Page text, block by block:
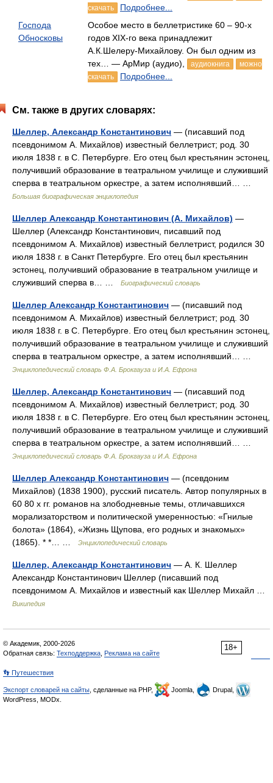
скачать
Подробнее...
Господа
Обносковы
Особое место в беллетристике 60 – 90-х
годов XIX-го века принадлежит
А.К.Шелеру-Михайлову. Он был одним из
тех… — АрМир (аудио),
аудиокнига
можно
скачать
Подробнее...
См. также в других словарях:
Шеллер, Александр Константинович — (писавший под
псевдонимом А. Михайлов) известный беллетрист; род. 30
июля 1838 г. в С. Петербурге. Его отец был крестьянин эстонец,
получивший образование в театральном училище и служивший
сперва в театральном оркестре, а затем исполнявший… …
Большая биографическая энциклопедия
Шеллер Александр Константинович (А. Михайлов) —
Шеллер (Александр Константинович, писавший под
псевдонимом А. Михайлов) известный беллетрист, родился 30
июля 1838 г. в Санкт Петербурге. Его отец был крестьянин
эстонец, получивший образование в театральном училище и
служивший сперва в… …
Биографический словарь
Шеллер Александр Константинович — (писавший под
псевдонимом А. Михайлов) известный беллетрист; род. 30
июля 1838 г. в С. Петербурге. Его отец был крестьянин эстонец,
получивший образование в театральном училище и служивший
сперва в театральном оркестре, а затем исполнявший… …
Энциклопедический словарь Ф.А. Брокгауза и И.А. Ефрона
Шеллер, Александр Константинович — (писавший под
псевдонимом А. Михайлов) известный беллетрист; род. 30
июля 1838 г. в С. Петербурге. Его отец был крестьянин эстонец,
получивший образование в театральном училище и служивший
сперва в театральном оркестре, а затем исполнявший… …
Энциклопедический словарь Ф.А. Брокгауза и И.А. Ефрона
Шеллер Александр Константинович — (псевдоним
Михайлов) (1838 1900), русский писатель. Автор популярных в
60 80 х гг. романов на злободневные темы, отличавшихся
морализаторством и политической умеренностью: «Гнилые
болота» (1864), «Жизнь Щупова, его родных и знакомых»
(1865). * *… …
Энциклопедический словарь
Шеллер, Александр Константинович — А. К. Шеллер
Александр Константинович Шеллер (писавший под
псевдонимом А. Михайлов и известный как Шеллер Михайл …
Википедия
18+
© Академик, 2000-2026
Обратная связь: Техподдержка Реклама на сайте
👣 Путешествия
Экспорт словарей на сайты , сделанные на PHP, Joomla,
Drupal,
WordPress, MODx.